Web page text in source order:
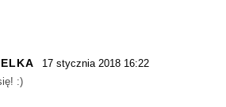
17 stycznia 2018 16:22
:)